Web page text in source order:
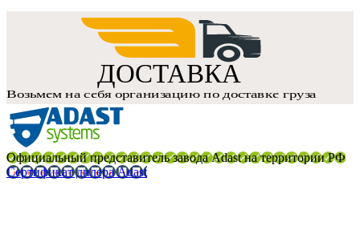
Официальный представитель завода Adast на территории РФ
Сертификат дилера Adast